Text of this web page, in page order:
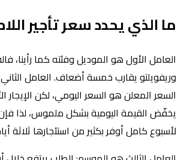
ما الذي يحدد سعر تأجير
العامل الأول هو الموديل وفئته كما رأينا،
وريفويلتو يقارب خمسة أضعاف. العامل
السعر المعلن هو السعر اليومي، لكن
يخفّض القيمة اليومية بشكل ملموس، لذا
لأسبوع كامل أوفر بكثير من استئجارها ثلاثة